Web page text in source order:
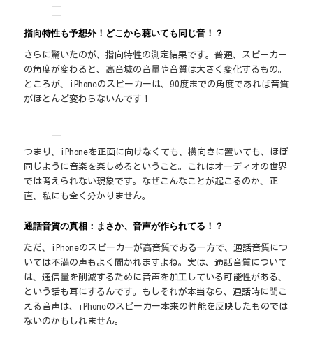
指向特性も予想外！どこから聴いても同じ音！？
さらに驚いたのが、指向特性の測定結果です。普通、スピーカー
の角度が変わると、高音域の音量や音質は大きく変化するもの。
ところが、iPhoneのスピーカーは、90度までの角度であれば音質
がほとんど変わらないんです！
つまり、iPhoneを正面に向けなくても、横向きに置いても、ほぼ
同じように音楽を楽しめるということ。これはオーディオの世界
では考えられない現象です。なぜこんなことが起こるのか、正
直、私にも全く分かりません。
通話音質の真相：まさか、音声が作られてる！？
ただ、iPhoneのスピーカーが高音質である一方で、通話音質につ
いては不満の声もよく聞かれますよね。実は、通話音質について
は、通信量を削減するために音声を加工している可能性がある、
という話も耳にするんです。もしそれが本当なら、通話時に聞こ
える音声は、iPhoneのスピーカー本来の性能を反映したものでは
ないのかもしれません。